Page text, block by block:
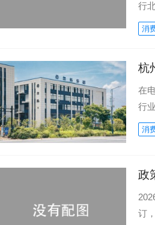
行
消
杭
在
行
消
政
订